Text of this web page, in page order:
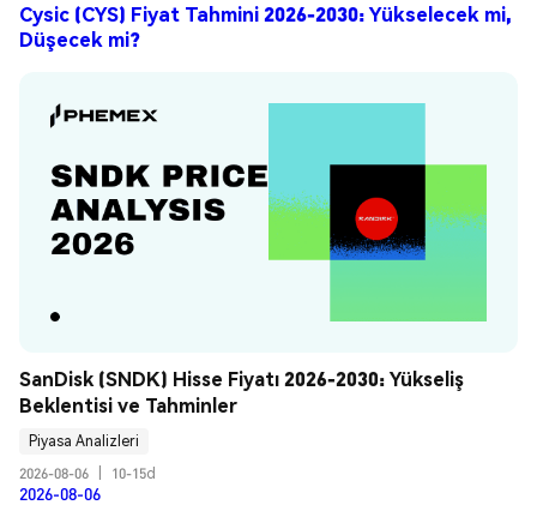
Cysic (CYS) Fiyat Tahmini 2026-2030: Yükselecek mi,
Düşecek mi?
SanDisk (SNDK) Hisse Fiyatı 2026-2030: Yükseliş
Beklentisi ve Tahminler
Piyasa Analizleri
2026-08-06
10-15d
2026-08-06